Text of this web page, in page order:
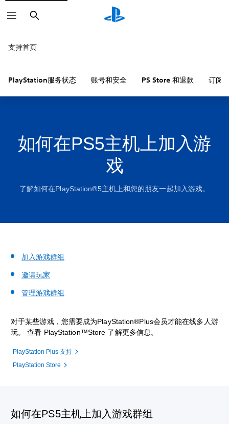
搜
索
支持首页
PlayStation服务状态 账号和安全 PS Store 和退款 订阅
如何在PS5主机上加入游
戏
了解如何在PlayStation®5主机上和您的朋友一起加入游戏。
加入游戏群组
邀请玩家
管理游戏群组
对于某些游戏，您需要成为PlayStation®Plus会员才能在线多人游
玩。 查看 PlayStation™Store 了解更多信息。
PlayStation Plus 支持
PlayStation Store
如何在PS5主机上加入游戏群组